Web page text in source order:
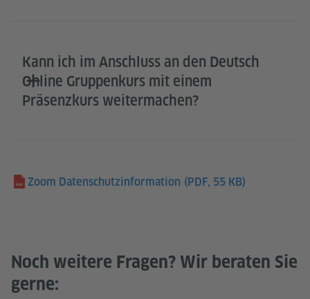
Kann ich im Anschluss an den Deutsch
Online Gruppenkurs mit einem
Präsenzkurs weitermachen?
Zoom Datenschutzinformation (PDF, 55 KB)
Noch weitere Fragen? Wir beraten Sie
gerne: